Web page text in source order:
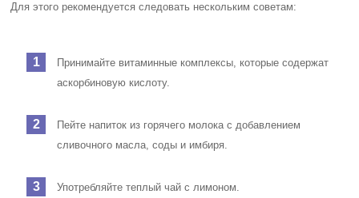
Для этого рекомендуется следовать нескольким советам:
Принимайте витаминные комплексы, которые содержат
аскорбиновую кислоту.
Пейте напиток из горячего молока с добавлением
сливочного масла, соды и имбиря.
Употребляйте теплый чай с лимоном.